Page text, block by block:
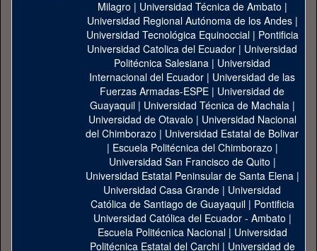
Milagro | Universidad Técnica de Ambato |
Universidad Regional Autónoma de los Andes|
Universidad Tecnológica Equinoccial| Pontificia
Universidad Catolica del Ecuador | Universidad
Politécnica Salesiana | Universidad
Internacional del Ecuador | Universidad de las
Fuerzas Armadas-ESPE | Universidad de
Guayaquil| Universidad Técnica de Machala|
Universidad de Otavalo | Universidad Nacional
del Chimborazo | Universidad Estatal de Bolivar
| Escuela Politécnica del Chimborazo |
Universidad San Francisco de Quito |
Universidad Estatal Peninsular de Santa Elena|
Universidad Casa Grande | Universidad
Católica de Santiago de Guayaquil| Pontificia
Universidad Católica del Ecuador - Ambato |
Escuela Politécnica Nacional| Universidad
Politécnica Estatal del Carchi| Universidad de